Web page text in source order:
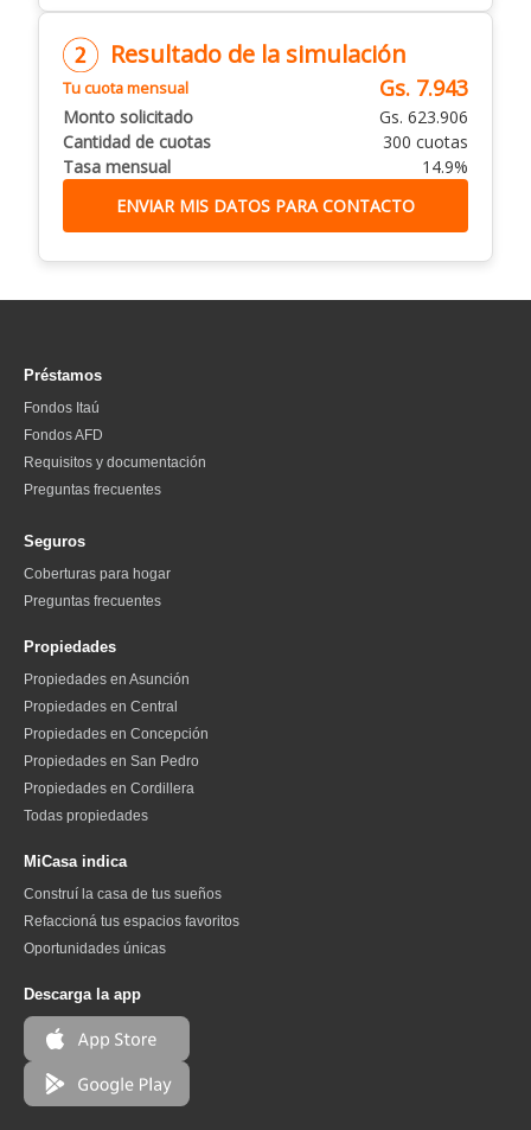
Resultado de la simulación
Tu cuota mensual Gs. 7.943
Monto solicitado
Gs. 623.906
Cantidad de cuotas
300 cuotas
Tasa mensual
14.9%
ENVIAR MIS DATOS PARA CONTACTO
Préstamos
Fondos Itaú
Fondos AFD
Requisitos y documentación
Preguntas frecuentes
Seguros
Coberturas para hogar
Preguntas frecuentes
Propiedades
Propiedades en Asunción
Propiedades en Central
Propiedades en Concepción
Propiedades en San Pedro
Propiedades en Cordillera
Todas propiedades
MiCasa indica
Construí la casa de tus sueños
Refaccioná tus espacios favoritos
Oportunidades únicas
Descarga la app